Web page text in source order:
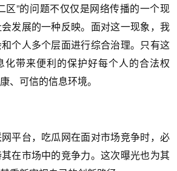
区”的问题不仅仅是网络传播的一个现
发展的一种反映。面对这一现象，我
个人多个层面进行综合治理。只有这
化带来便利的保护好每个人的合法权
、可信的信息环境。
平台，吃瓜网在面对市场竞争时，必
在市场中的竞争力。这次曝光也为其